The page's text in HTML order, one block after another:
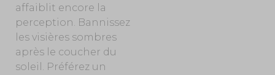
affaiblit encore la
perception. Bannissez
les visières sombres
après le coucher du
soleil. Préférez un